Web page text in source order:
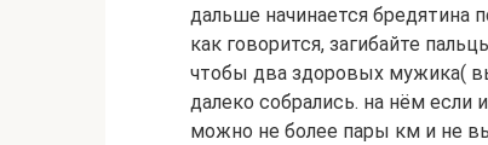
дальше начинается бредятина
как говорится, загибайте
чтобы два здоровых мужика(
далеко собрались. на нём если
можно не более пары км и не